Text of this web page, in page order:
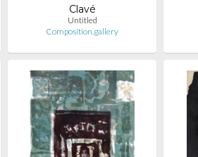
Clavé
Untitled
Composition.gallery